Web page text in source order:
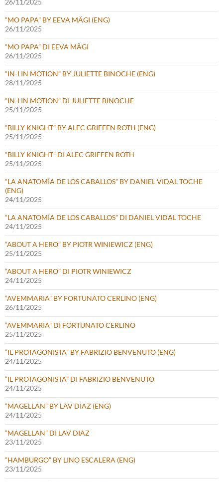
26/11/2025
“MO PAPA” BY EEVA MÄGI (ENG)
26/11/2025
“MO PAPA” DI EEVA MÄGI
26/11/2025
“IN-I IN MOTION” BY JULIETTE BINOCHE (ENG)
28/11/2025
“IN-I IN MOTION” DI JULIETTE BINOCHE
25/11/2025
“BILLY KNIGHT” BY ALEC GRIFFEN ROTH (ENG)
25/11/2025
“BILLY KNIGHT” DI ALEC GRIFFEN ROTH
25/11/2025
“LA ANATOMÍA DE LOS CABALLOS” BY DANIEL VIDAL TOCHE
(ENG)
24/11/2025
“LA ANATOMÍA DE LOS CABALLOS” DI DANIEL VIDAL TOCHE
24/11/2025
“ABOUT A HERO” BY PIOTR WINIEWICZ (ENG)
25/11/2025
“ABOUT A HERO” DI PIOTR WINIEWICZ
24/11/2025
“AVEMMARIA” BY FORTUNATO CERLINO (ENG)
26/11/2025
“AVEMMARIA” DI FORTUNATO CERLINO
25/11/2025
“IL PROTAGONISTA” BY FABRIZIO BENVENUTO (ENG)
24/11/2025
“IL PROTAGONISTA” DI FABRIZIO BENVENUTO
24/11/2025
“MAGELLAN” BY LAV DIAZ (ENG)
24/11/2025
“MAGELLAN” DI LAV DIAZ
23/11/2025
“HAMBURGO” BY LINO ESCALERA (ENG)
23/11/2025